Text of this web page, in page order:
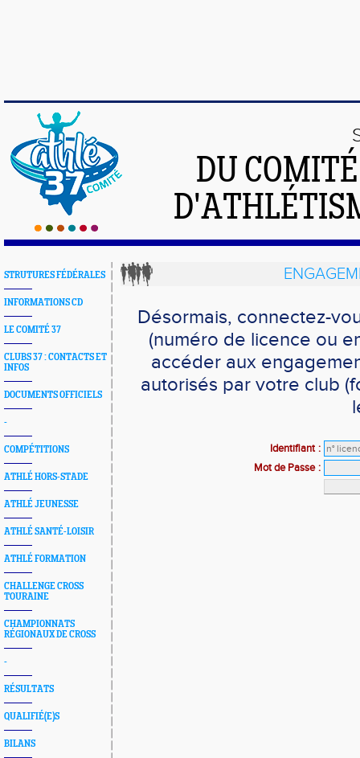
DU
STRUTURES FÉDÉRALES
INFORMATIONS CD
LE COMITÉ 37
CLUBS 37 : CONTACTS ET
INFOS
DOCUMENTS OFFICIELS
-
COMPÉTITIONS
ATHLÉ HORS-STADE
ATHLÉ JEUNESSE
ATHLÉ SANTÉ-LOISIR
ATHLÉ FORMATION
CHALLENGE CROSS
TOURAINE
CHAMPIONNATS
RÉGIONAUX DE CROSS
-
RÉSULTATS
QUALIFIÉ(E)S
BILANS
Désormais, connectez-
(numéro de licence ou
accéder aux
autorisés par votre club
Identifiant :
Mot de Passe :